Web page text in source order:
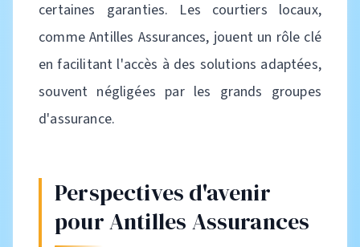
certaines garanties. Les courtiers locaux,
comme Antilles Assurances, jouent un rôle clé
en facilitant l'accès à des solutions adaptées,
souvent négligées par les grands groupes
d'assurance.
Perspectives d'avenir
pour Antilles Assurances